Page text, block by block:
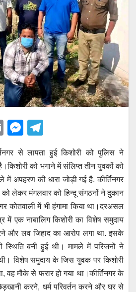
E
ail
M
ss
e
n
g
er
e
gr
a
m
से लापता हुई किशोरी को पुलिस ने
को भगाने में संलिप्त तीन युवकों को
में अपहरण की धारा जोड़ी गई है. कीर्तिनगर
लेकर मंगलवार को हिन्दू संगठनों ने दुकान
कोतवाली में भी हंगामा किया था।दरअसल
में एक नाबालिग किशोरी का विशेष समुदाय
और लव जिहाद का आरोप लगा था. इसके
बनी हुई थी। मामले में परिजनों ने
विशेष समुदाय के जिस युवक पर किशोरी
वह मौके से फरार हो गया था।कीर्तिनगर के
करने, धर्म परिवर्तन करने और घर से